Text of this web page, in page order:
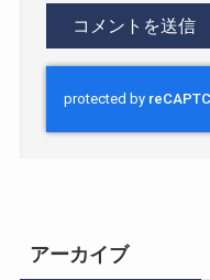
アーカイブ